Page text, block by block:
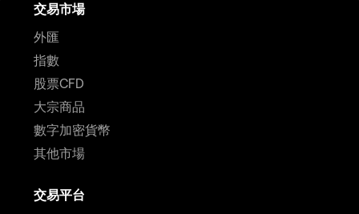
交易市場
外匯
指數
股票CFD
大宗商品
數字加密貨幣
其他市場
交易平台